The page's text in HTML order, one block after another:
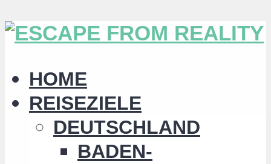
HOME
REISEZIELE
DEUTSCHLAND
BADEN-